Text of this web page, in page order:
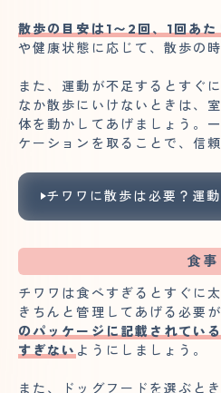
散歩の目安は1〜2回、1回あ
や健康状態に応じて、散歩の
また、運動が不足するとすぐ
なか散歩にいけないときは、
体を動かしてあげましょう。
ケーションを取ることで、信
チワワに散歩は必要？運
食事
チワワは食べすぎるとすぐに
きちんと管理してあげる必要が
のパッケージに記載されてい
すぎない ようにしましょう。
また、ドッグフードを選ぶと